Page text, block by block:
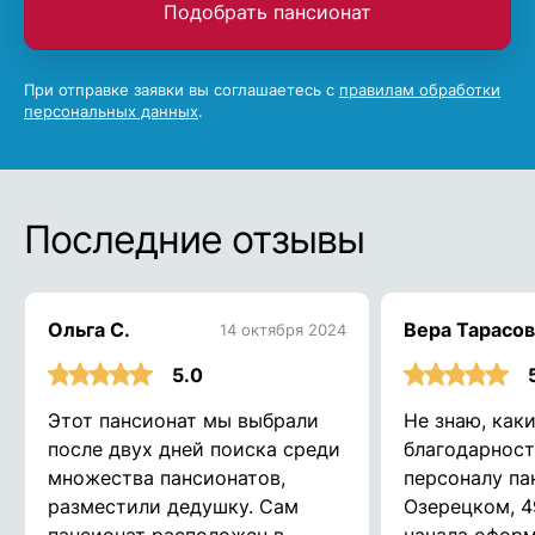
Подобрать пансионат
При отправке заявки вы соглашаетесь с правилам обработки
персональных данных.
Последние отзывы
Ольга С. 14 октября 2024
5.0
Этот пансионат мы выбрали
после двух дней поиска среди
множества пансионатов,
разместили дедушку. Сам
Вера
Не знаю,
персоналу
Озерецком,